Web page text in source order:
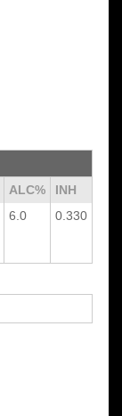
ALC%
INH
6.0 0.330